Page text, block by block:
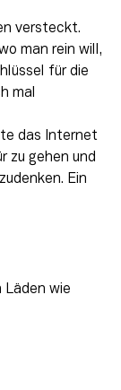
versteckt.
man rein will,
für die
mal
das Internet
zu gehen und
Ein
Läden wie